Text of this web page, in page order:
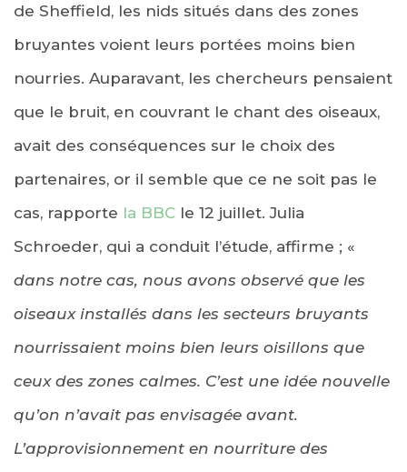
de Sheffield, les nids situés dans des zones
bruyantes voient leurs portées moins bien
nourries. Auparavant, les chercheurs pensaient
que le bruit, en couvrant le chant des oiseaux,
avait des conséquences sur le choix des
partenaires, or il semble que ce ne soit pas le
cas, rapporte la BBC le 12 juillet. Julia
Schroeder, qui a conduit l’étude, affirme ; «
dans notre cas, nous avons observé que les
oiseaux installés dans les secteurs bruyants
nourrissaient moins bien leurs oisillons que
ceux des zones calmes. C’est une idée nouvelle
qu’on n’avait pas envisagée avant.
L’approvisionnement en nourriture des